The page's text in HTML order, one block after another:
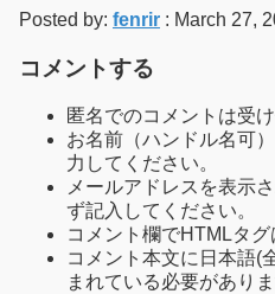
Posted by: fenrir : March 27,
コメントする
匿名でのコメントは受
お名前（ハンドル名可
力してください。
メールアドレスを表示
ず記入してください。
コメント欄でHTMLタグ
コメント本文に日本語(
まれている必要がありま